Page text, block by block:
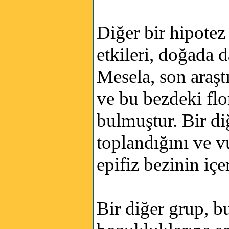
Diğer bir
etkileri, doğada
Mesela, son
ve bu bezdeki
bulmuştur. Bir
toplandığını
epifiz bezinin
Bir diğer grup,